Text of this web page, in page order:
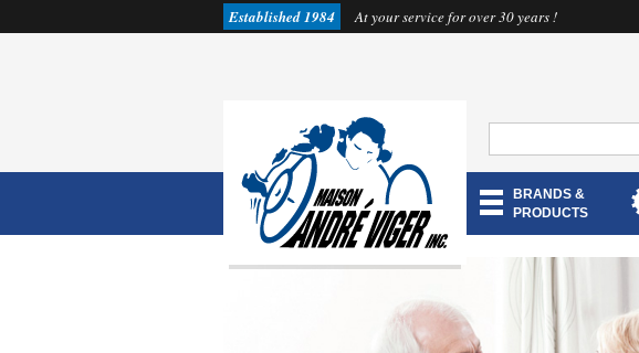
Established 1984 At your service for over 30 years !
BRANDS &
PRODUCTS